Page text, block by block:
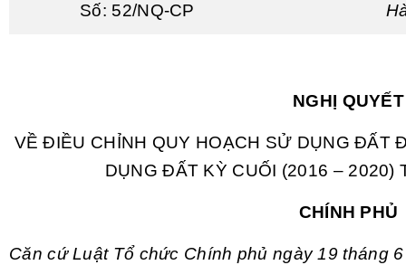
Số: 52/NQ-CP
NGHỊ QUYẾT
VỀ ĐIỀU CHỈNH QUY HOẠCH SỬ DỤNG ĐẤT
DỤNG ĐẤT KỲ CUỐI (2016 – 2020)
CHÍNH PHỦ
Căn cứ Luật Tổ chức Chính phủ ngày 19 tháng